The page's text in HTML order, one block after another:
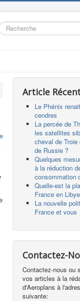
Article
Le Phénix
cendres
La percée de
les satellites
cheval de Troie
de Russie ?
Quelques
à la réduction
consommation
Quelle-est la
France en
La nouvelle
France et vous
Contactez-
Contactez-nous ou
vos articles à la
d'Aeroplans à
suivante: